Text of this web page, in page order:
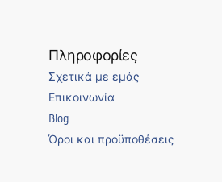
Πληροφορίες
Σχετικά με εμάς
Επικοινωνία
Blog
Όροι και προϋποθέσεις